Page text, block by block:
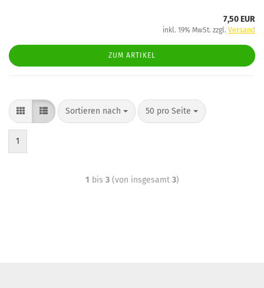
7,50 EUR
inkl. 19% MwSt. zzgl. Versand
ZUM ARTIKEL
Sortieren nach 50 pro Seite
1
1 bis 3(von insgesamt 3)